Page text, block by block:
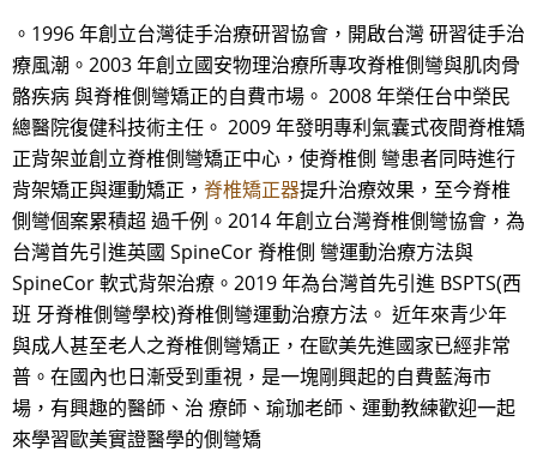
。1996 年創立台灣徒手治療研習協會，開啟台灣 研習徒手治
療風潮。2003 年創立國安物理治療所專攻脊椎側彎與肌肉骨
骼疾病 與脊椎側彎矯正的自費市場。 2008 年榮任台中榮民
總醫院復健科技術主任。 2009 年發明專利氣囊式夜間脊椎矯
正背架並創立脊椎側彎矯正中心，使脊椎側 彎患者同時進行
背架矯正與運動矯正， 脊椎矯正器提升治療效果，至今脊椎
側彎個案累積超 過千例。2014 年創立台灣脊椎側彎協會，為
台灣首先引進英國 SpineCor 脊椎側 彎運動治療方法與
SpineCor 軟式背架治療。2019 年為台灣首先引進 BSPTS(西
班 牙脊椎側彎學校)脊椎側彎運動治療方法。 近年來青少年
與成人甚至老人之脊椎側彎矯正，在歐美先進國家已經非常
普。在國內也日漸受到重視，是一塊剛興起的自費藍海市
場，有興趣的醫師、治 療師、瑜珈老師、運動教練歡迎一起
來學習歐美實證醫學的側彎矯